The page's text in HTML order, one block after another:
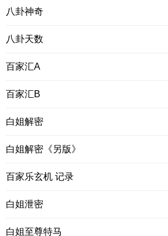
八卦神奇
八卦天数
百家汇A
百家汇B
白姐解密
白姐解密《另版》
百家乐玄机 记录
白姐泄密
白姐至尊特马